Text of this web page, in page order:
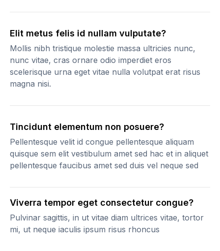
Elit metus felis id nullam vulputate?
Mollis nibh tristique molestie massa ultricies nunc,
nunc vitae, cras ornare odio imperdiet eros
scelerisque urna eget vitae nulla volutpat erat risus
magna nisi.
Tincidunt elementum non posuere?
Pellentesque velit id congue pellentesque aliquam
quisque sem elit vestibulum amet sed hac et in aliquet
pellentesque faucibus amet sed duis vel neque sed
Viverra tempor eget consectetur congue?
Pulvinar sagittis, in ut vitae diam ultrices vitae, tortor
mi, ut neque iaculis ipsum risus rhoncus